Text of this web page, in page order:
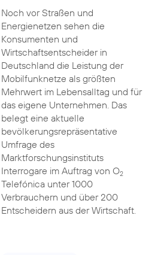
Noch vor Straßen und
Energienetzen sehen die
Konsumenten und
Wirtschaftsentscheider in
Deutschland die Leistung der
Mobilfunknetze als größten
Mehrwert im Lebensalltag und für
das eigene Unternehmen. Das
belegt eine aktuelle
bevölkerungsrepräsentative
Umfrage des
Marktforschungsinstituts
Interrogare im Auftrag von O2
Telefónica unter 1000
Verbrauchern und über 200
Entscheidern aus der Wirtschaft.